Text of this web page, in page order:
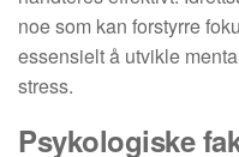
noe som kan forstyrre
essensielt å utvikle
stress.
Psykologiske